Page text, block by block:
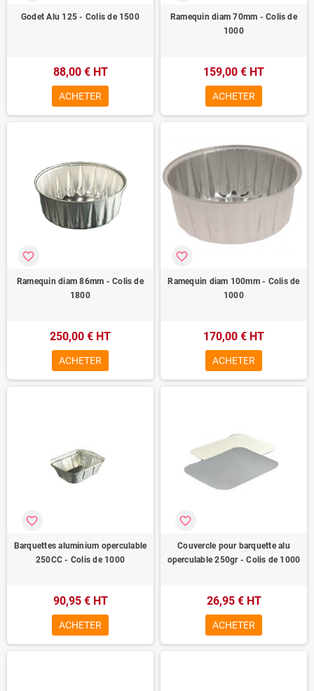
Godet Alu 125 - Colis de 1500
88,00 € HT
ACHETER
Ramequin diam 70mm - Colis de
1000
159,00 € HT
ACHETER
Ramequin diam 86mm - Colis de
1800
favorite_border
250,00 € HT
ACHETER
Ramequin diam 100mm - Colis de
1000
favorite_border
170,00 € HT
ACHETER
Barquettes aluminium operculable
250CC - Colis de 1000
favorite_border
90,95 € HT
ACHETER
Couvercle pour barquette alu
operculable 250gr - Colis de 1000
favorite_border
26,95 € HT
ACHETER